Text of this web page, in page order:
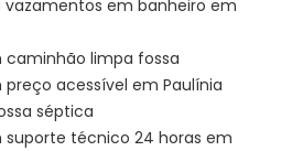
em banheiro em
limpa fossa
acessível em Paulínia
séptica
técnico 24 horas em